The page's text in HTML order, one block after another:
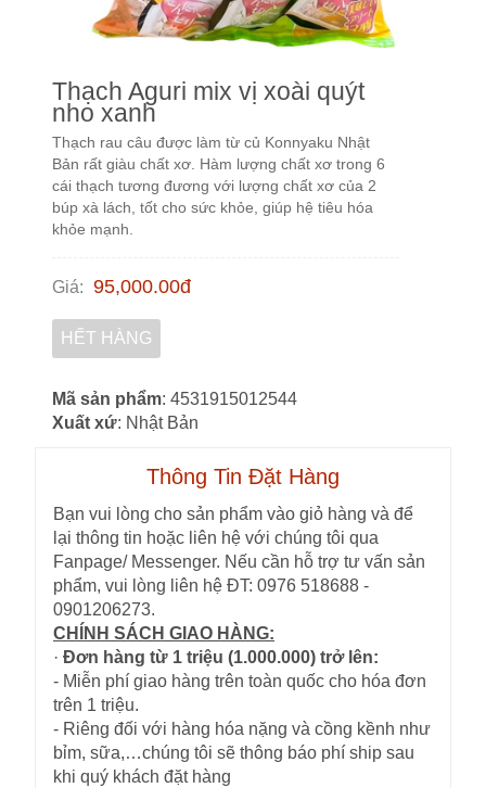
Thạch Aguri mix vị xoài quýt
nho xanh
Thạch rau câu được làm từ củ Konnyaku Nhật
Bản rất giàu chất xơ. Hàm lượng chất xơ trong 6
cái thạch tương đương với lượng chất xơ của 2
búp xà lách, tốt cho sức khỏe, giúp hệ tiêu hóa
khỏe mạnh.
Giá: 95,000.00đ
HẾT HÀNG
Mã sản phẩm: 4531915012544
Xuất xứ: Nhật Bản
Thông Tin Đặt Hàng
Bạn vui lòng cho sản phẩm vào giỏ hàng và để
lại thông tin hoặc liên hệ với chúng tôi qua
Fanpage/ Messenger. Nếu cần hỗ trợ tư vấn sản
phẩm, vui lòng liên hệ ĐT: 0976 518688 -
0901206273.
CHÍNH SÁCH GIAO HÀNG:
· Đơn hàng từ 1 triệu (1.000.000) trở lên:
- Miễn phí giao hàng trên toàn quốc cho hóa đơn
trên 1 triệu.
- Riêng đối với hàng hóa nặng và cồng kềnh như
bỉm, sữa,…chúng tôi sẽ thông báo phí ship sau
khi quý khách đặt hàng